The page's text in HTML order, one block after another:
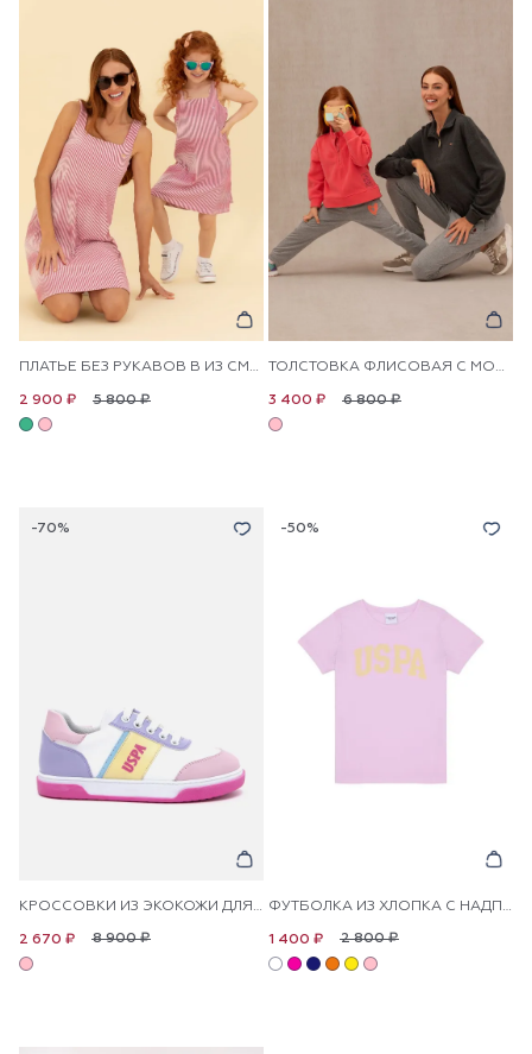
ПЛАТЬЕ БЕЗ РУКАВОВ В ИЗ СМЕСОВОЙ ВИСКОЗЫ В ПОЛОСКУ ДЛЯ ДЕВОЧЕК
5 800 ₽
2 900 ₽
ТОЛСТОВКА ФЛИСОВАЯ С МОЛНИЕЙ НА ВОРОТНИКЕ ДЛЯ ДЕВОЧЕК
6 800 ₽
3 400 ₽
-70%
КРОССОВКИ ИЗ ЭКОКОЖИ ДЛЯ ДЕВОЧЕК
8 900 ₽
2 670 ₽
-50%
ФУТБОЛКА ИЗ ХЛОПКА С НАДПИСЬЮ ДЛЯ ДЕВОЧЕК
2 800 ₽
1 400 ₽